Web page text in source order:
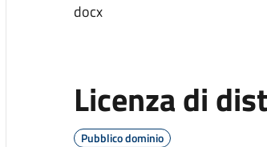
docx
Licenza di
Pubblico dominio